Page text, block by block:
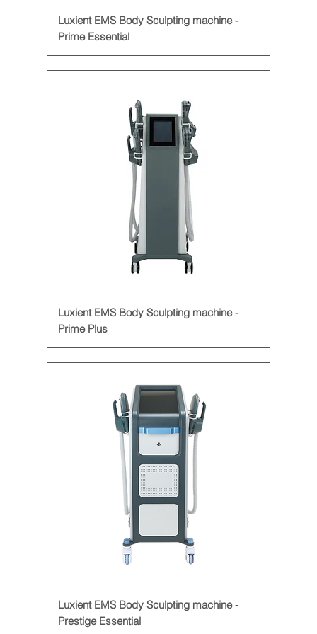
Luxient EMS Body Sculpting machine -
Prime Essential
Luxient EMS Body Sculpting machine -
Prime Plus
Luxient EMS Body Sculpting machine -
Prestige Essential